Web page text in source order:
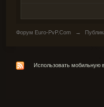
Форум Euro-PvP.Com →
Использовать мобильную